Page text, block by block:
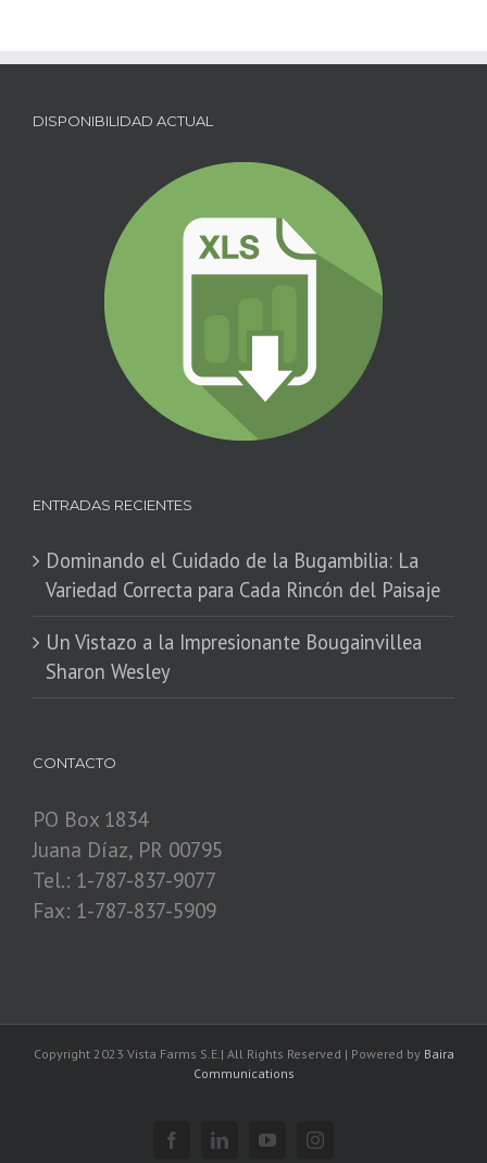
DISPONIBILIDAD ACTUAL
ENTRADAS RECIENTES
Dominando el Cuidado de la Bugambilia: La
Variedad Correcta para Cada Rincón del Paisaje
​Un Vistazo a la Impresionante Bougainvillea
Sharon Wesley
CONTACTO
PO Box 1834
Juana Díaz, PR 00795
Tel.: 1-787-837-9077
Fax: 1-787-837-5909
Copyright 2023 Vista Farms S.E.| All Rights Reserved | Powered by Baira
Communications
FacebookLinkedinYouTubeInstagram